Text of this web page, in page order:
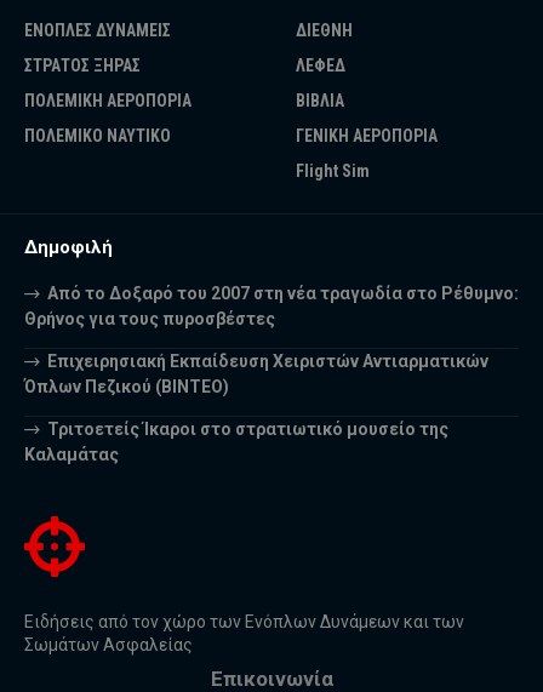
ΕΝΟΠΛΕΣ ΔΥΝΑΜΕΙΣ
ΣΤΡΑΤΟΣ ΞΗΡΑΣ
ΠΟΛΕΜΙΚΗ ΑΕΡΟΠΟΡΙΑ
ΠΟΛΕΜΙΚΟ ΝΑΥΤΙΚΟ
ΔΙΕΘΝΗ
ΛΕΦΕΔ
ΒΙΒΛΙΑ
ΓΕΝΙΚΗ ΑΕΡΟΠΟΡΙΑ
Flight Sim
Δημοφιλή
Από το Δοξαρό του 2007 στη νέα τραγωδία στο Ρέθυμνο:
Θρήνος για τους πυροσβέστες
Επιχειρησιακή Εκπαίδευση Χειριστών Αντιαρματικών
Όπλων Πεζικού (ΒΙΝΤΕΟ)
Τριτοετείς Ίκαροι στο στρατιωτικό μουσείο της
Καλαμάτας
Ειδήσεις από τον χώρο των Ενόπλων Δυνάμεων και των
Σωμάτων Ασφαλείας
Επικοινωνία